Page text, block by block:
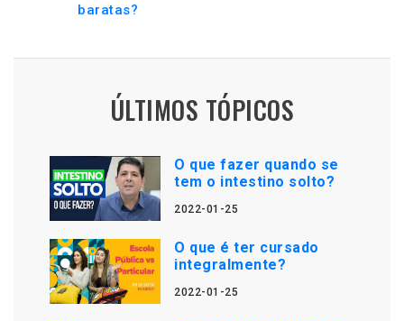
baratas?
ÚLTIMOS TÓPICOS
O que fazer quando se
tem o intestino solto?
2022-01-25
O que é ter cursado
integralmente?
2022-01-25